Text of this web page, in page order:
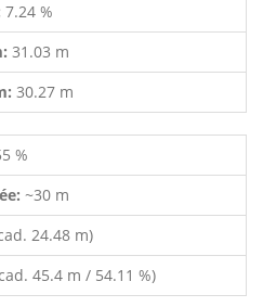
7.24 %
31.03 m
30.27 m
%
~30 m
24.48 m)
45.4 m / 54.11 %)